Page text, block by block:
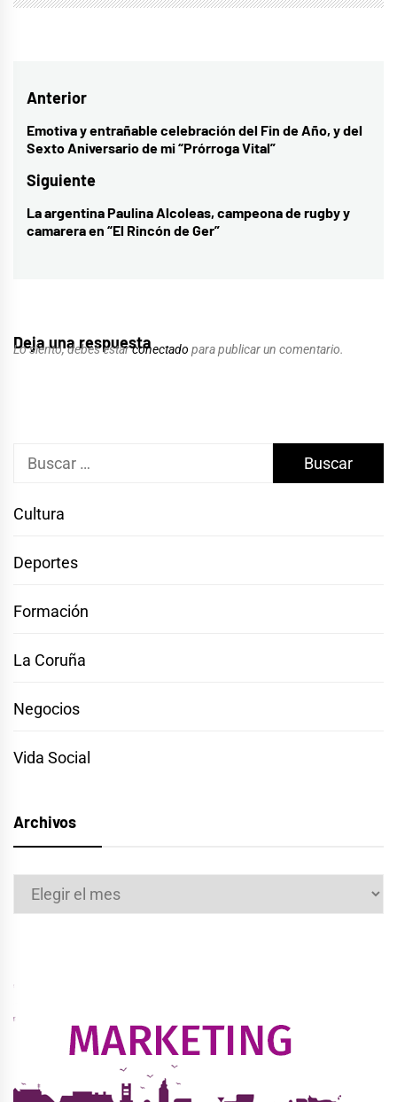
Navegación
de
Anterior
Entrada
anterior:
Emotiva y entrañable celebración del Fin de Año, y del
Sexto Aniversario de mi “Prórroga Vital”
Siguiente
Entrada
siguiente:
La argentina Paulina Alcoleas, campeona de rugby y
camarera en “El Rincón de Ger”
Deja una respuesta
Lo siento, debes estarconectado para publicar un comentario.
Buscar:
Cultura
Deportes
Formación
La Coruña
Negocios
Vida Social
Archivos
Archivos